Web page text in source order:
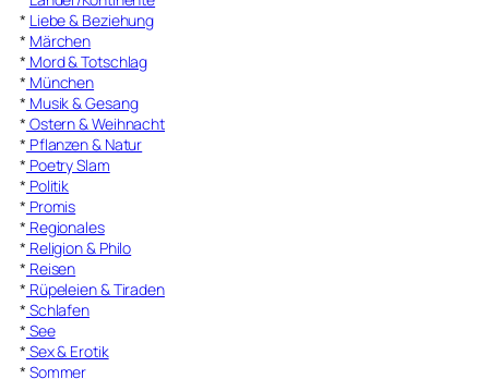
* Liebe & Beziehung
* Märchen
* Mord & Totschlag
* München
* Musik & Gesang
* Ostern & Weihnacht
* Pflanzen & Natur
* Poetry Slam
* Politik
* Promis
* Regionales
* Religion & Philo
* Reisen
* Rüpeleien & Tiraden
* Schlafen
* See
* Sex & Erotik
* Sommer